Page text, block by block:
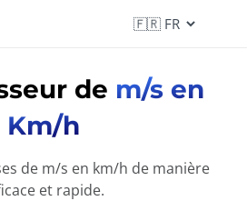
de m/s en
Km/h
de m/s en km/h de manière
et rapide.